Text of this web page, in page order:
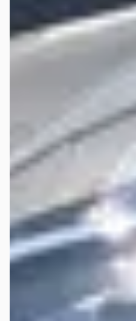
Binnen 2 of 3 weken zou het
op heden nog niets vernomen.
zonder resultaat. Naast de
voor de Peugeot Dealer horen
september nu volledig op
elektrisch of hybride op lange
piepend geluid bij het starten
stopt), waarvan ik hen op de
ik nog steeds op een nieuwe
afgewikkeld wordt... Update 10
Albert Wielink
Onlangs een Opel Mokka
gedrevenheid van de verkoop
kreeg ik in alle rust een
opgevraagd bij Opel kreeg ik
Twee keer een proefrit
tijd gereed. Ook tijdens de
in de puntjes geregeld en
Pjotr hartelijk dank zeggen
vakkundige uitleg.